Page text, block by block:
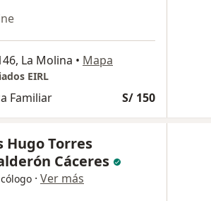
La Molina • Mapa
EIRL
Familiar S/ 150
Hugo Torres
Cáceres
· Ver más